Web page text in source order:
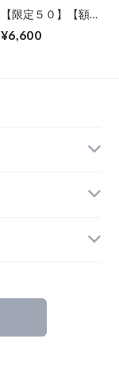
【限定５０】【額セ
ートポスター
¥6,600